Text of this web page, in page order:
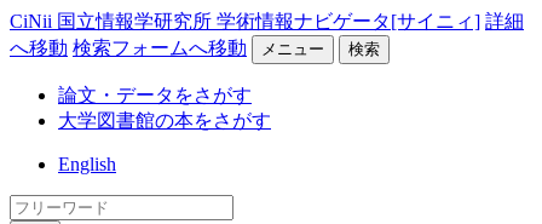
CiNii 国立情報学研究所 学術情報ナビゲータ[サイニィ] 詳細
へ移動 検索フォームへ移動 メニュー 検索
論文・データをさがす
大学図書館の本をさがす
English